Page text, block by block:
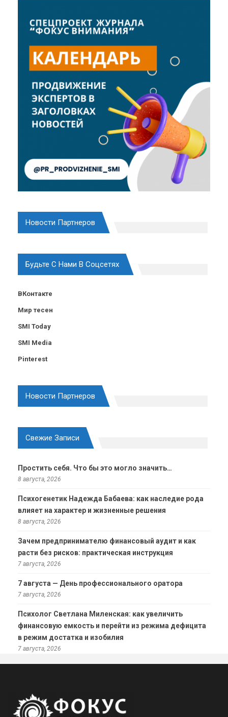
Новости Партнеров
Будьте С Нами В Соцсетях
ВКонтакте
Мир тесен
SMI Today
SMI Media
Pinterest
Новости Партнеров
Свежие Записи
Простить себя. Что бы это могло значить…
8 августа, 2026
Психогенетик Надежда Бабаева: как наследие рода
влияет на характер и жизненные решения
8 августа, 2026
Зачем предпринимателю финансовый аудит и как
расти без рисков: практическая инструкция
7 августа, 2026
7 августа — День профессионального оратора
7 августа, 2026
Психолог Светлана Миленская: как увеличить
финансовую емкость и перейти из режима дефицита
в режим достатка и изобилия
7 августа, 2026